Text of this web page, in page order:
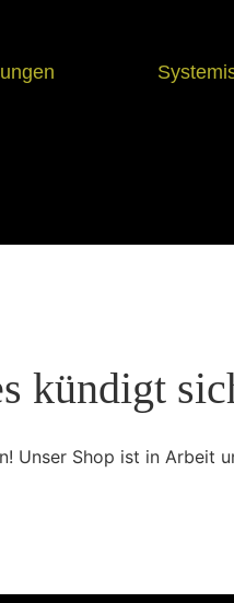
kündigt
Unser Shop ist in Arbeit